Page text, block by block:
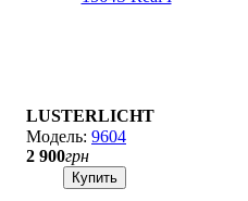
LUSTERLICHT
9604
2 900грн
Купить